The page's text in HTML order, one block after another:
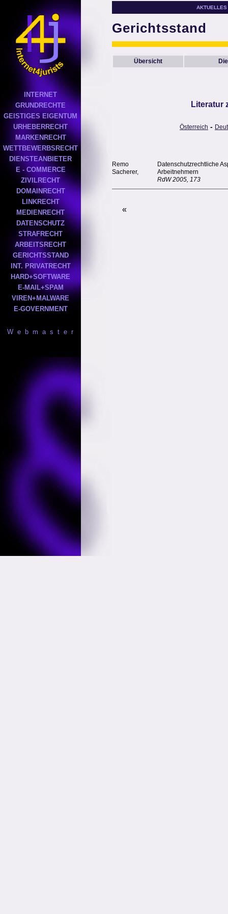
INTERNET
GRUNDRECHTE
GEISTIGES EIGENTUM
URHEBERRECHT
MARKENRECHT
WETTBEWERBSRECHT
DIENSTEANBIETER
E - COMMERCE
ZIVILRECHT
DOMAINRECHT
LINKRECHT
MEDIENRECHT
DATENSCHUTZ
STRAFRECHT
ARBEITSRECHT
GERICHTSSTAND
INT. PRIVATRECHT
HARD+SOFTWARE
E-MAIL+SPAM
VIREN+MALWARE
E-GOVERNMENT
W e b m a s t e r
AKTUELLES
Gerichtsstand
Übersicht
Literatur
Österreich -
Remo
Sacherer,
Datenschutzrechtliche
Arbeitnehmern
RdW 2005, 173
«